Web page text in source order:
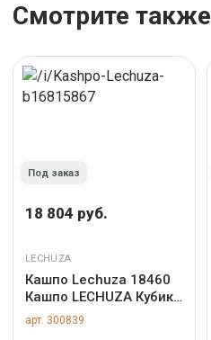
Смотрите также
Под заказ
18 804 руб.
LECHUZA
Кашпо Lechuza 18460
Кашпо LECHUZA Кубико
22 Белое с системой
полива арт. ZN-300839
арт. 300839